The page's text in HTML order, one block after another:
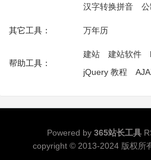
汉字转换拼音
其它工具： 万年历
帮助工具：
建站 建站软件
jQuery 教程
Powered by 365站长工具
copyright © 2013-2024 版权所